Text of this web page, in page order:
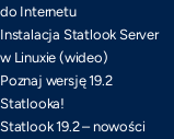
do Internetu
Instalacja Statlook Server
w Linuxie (wideo)
Poznaj wersję 19.2
Statlooka!
Statlook 19.2 – nowości